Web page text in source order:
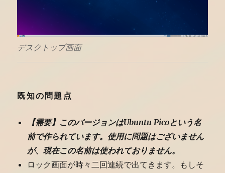
デスクトップ画面
既知の問題点
【需要】このバージョンはUbuntu Picoという名
前で作られています。使用に問題はございません
が、現在この名前は使われておりません。
ロック画面が時々二回連続で出てきます。もしそ